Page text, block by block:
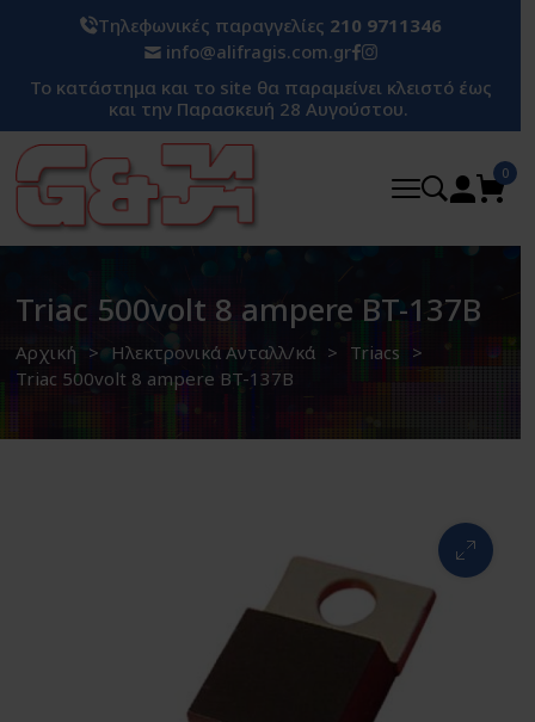
Το κατάστημα και το site θα παραμείνει κλειστό έως
και την Παρασκευή 28 Αυγούστου.
Τηλεφωνικές παραγγελίες 210 9711346
info@alifragis.com.gr
0
Triac 500volt 8 ampere BT-137B
Αρχική Ηλεκτρονικά Ανταλλ/κά
Triacs
Triac 500volt 8 ampere BT-137B